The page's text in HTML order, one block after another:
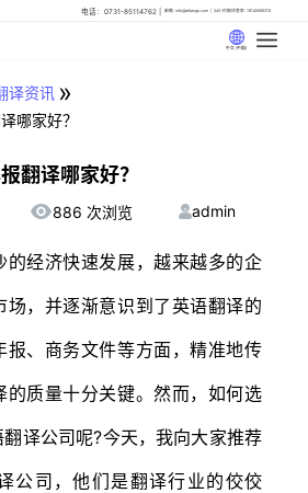
电话：0731-85114762 邮箱: info@artlangs.com 24小时翻译管家: 18142666316
中文 (中国)
译资讯 »
哪家好？
翻译哪家好？
886 次浏览 admin
经济快速发展，越来越多的企
场，并逐渐意识到了英语翻译的
报、商务文件等方面，精准地传
的质量十分关键。然而，如何选
译公司呢?今天，我向大家推荐
公司，他们是翻译行业的佼佼